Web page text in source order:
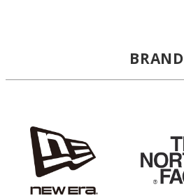
BRAND